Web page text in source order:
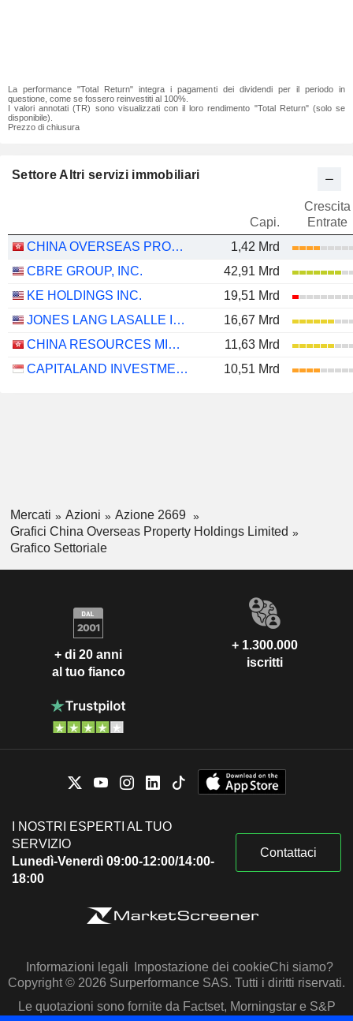
La performance "Total Return" integra i pagamenti dei dividendi per il periodo in
questione, come se fossero reinvestiti al 100%.
I valori annotati (TR) sono visualizzati con il loro rendimento "Total Return" (solo se
disponibile).
Prezzo di chiusura
Settore Altri servizi immobiliari
Capi.
Crescita
Entrate
CHINA OVERSEAS PROPERTY HOLDINGS LIMITED
1,42 Mrd
CBRE GROUP, INC.
42,91 Mrd
KE HOLDINGS INC.
19,51 Mrd
JONES LANG LASALLE INCORPORATED
16,67 Mrd
CHINA RESOURCES MIXC LIFESTYLE SERVICES LIMITED
11,63 Mrd
CAPITALAND INVESTMENT LIMITED
10,51 Mrd
Mercati Azioni
Azione 2669
Grafici China Overseas Property Holdings Limited
Grafico Settoriale
+ di 20 anni
al tuo fianco
+ 1.300.000
iscritti
I NOSTRI ESPERTI AL TUO
SERVIZIO
Lunedì-Venerdì 09:00-12:00/14:00-
18:00
Contattaci
Informazioni legali Impostazione dei cookieChi siamo?
Copyright © 2026 Surperformance SAS. Tutti i diritti riservati.
Le quotazioni sono fornite da Factset, Morningstar e S&P